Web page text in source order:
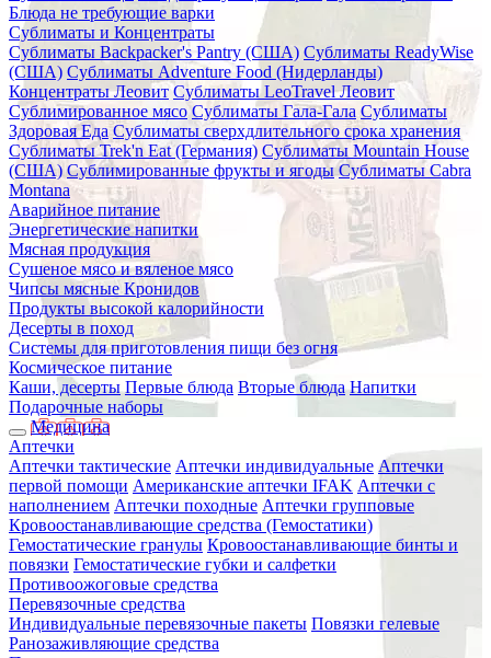
Блюда не требующие варки
Сублиматы и Концентраты
Сублиматы Backpacker's Pantry (США) Сублиматы ReadyWise
(США) Сублиматы Adventure Food (Нидерланды)
Концентраты Леовит Сублиматы LeoTravel Леовит
Сублимированное мясо Сублиматы Гала-Гала Сублиматы
Здоровая Еда Сублиматы сверхдлительного срока хранения
Сублиматы Trek'n Eat (Германия) Сублиматы Mountain House
(США) Сублимированные фрукты и ягоды Сублиматы Cabra
Montana
Аварийное питание
Энергетические напитки
Мясная продукция
Сушеное мясо и вяленое мясо
Чипсы мясные Кронидов
Продукты высокой калорийности
Десерты в поход
Системы для приготовления пищи без огня
Космическое питание
Каши, десерты Первые блюда Вторые блюда Напитки
Подарочные наборы
Медицина
Аптечки
Аптечки тактические Аптечки индивидуальные Аптечки
первой помощи Американские аптечки IFAK Аптечки с
наполнением Аптечки походные Аптечки групповые
Кровоостанавливающие средства (Гемостатики)
Гемостатические гранулы Кровоостанавливающие бинты и
повязки Гемостатические губки и салфетки
Противоожоговые средства
Перевязочные средства
Индивидуальные перевязочные пакеты Повязки гелевые
Ранозаживляющие средства